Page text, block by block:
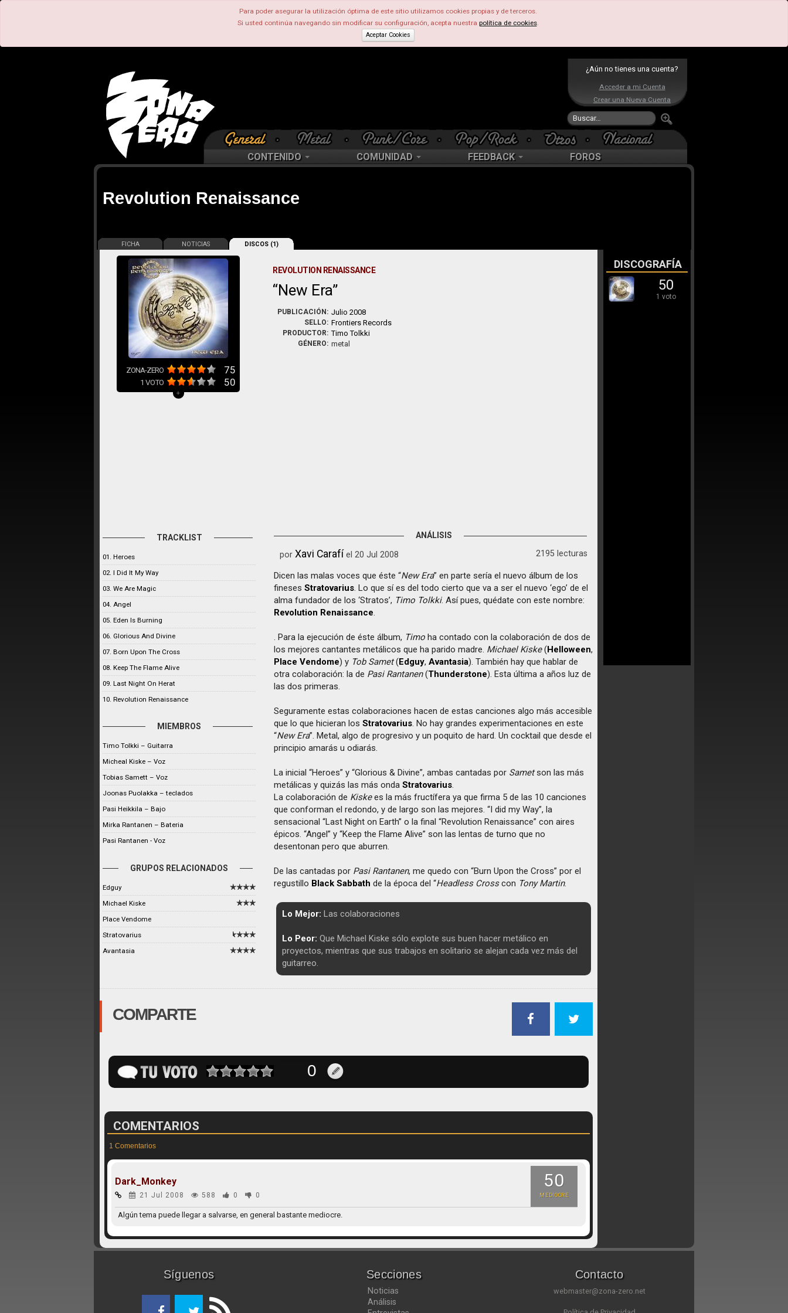
Para poder asegurar la utilización óptima de este sitio utilizamos cookies propias y de terceros.
Si usted continúa navegando sin modificar su configuración, acepta nuestra política de cookies.
Aceptar Cookies
¿Aún no tienes una cuenta?
Acceder a mi Cuenta
Crear una Nueva Cuenta
CONTENIDO COMUNIDAD FEEDBACK FOROS
Revolution Renaissance
FICHA NOTICIAS DISCOS (1)
ZONA-ZERO 75
1 VOTO 50
+
REVOLUTION RENAISSANCE
New Era
PUBLICACIÓN: Julio 2008
SELLO: Frontiers Records
PRODUCTOR: Timo Tolkki
GÉNERO: metal
TRACKLIST
01. Heroes
02. I Did It My Way
03. We Are Magic
04. Angel
05. Eden Is Burning
06. Glorious And Divine
07. Born Upon The Cross
08. Keep The Flame Alive
09. Last Night On Herat
10. Revolution Renaissance
MIEMBROS
Timo Tolkki – Guitarra
Micheal Kiske – Voz
Tobias Samett – Voz
Joonas Puolakka – teclados
Pasi Heikkila – Bajo
Mirka Rantanen – Bateria
Pasi Rantanen - Voz
GRUPOS RELACIONADOS
Edguy
Michael Kiske
Place Vendome
Stratovarius
Avantasia
ANÁLISIS
por Xavi Carafíel 20 Jul 2008 2195 lecturas
Dicen las malas voces que éste “New Era” en parte sería el nuevo álbum de los
finesesStratovarius. Lo que sí es del todo cierto que va a ser el nuevo ‘ego’ de el
alma fundador de los ‘Stratos’, Timo Tolkki. Así pues, quédate con este nombre:
Revolution Renaissance.
. Para la ejecución de éste álbum, Timo ha contado con la colaboración de dos de
los mejores cantantes metálicos que ha parido madre. Michael Kiske(Helloween,
Place Vendome) y Tob Samet(Edguy,Avantasia). También hay que hablar de
otra colaboración: la de Pasi Rantanen(Thunderstone). Esta última a años luz de
las dos primeras.
Seguramente estas colaboraciones hacen de estas canciones algo más accesible
que lo que hicieran losStratovarius. No hay grandes experimentaciones en este
“New Era”. Metal, algo de progresivo y un poquito de hard. Un cocktail que desde el
principio amarás u odiarás.
La inicial “Heroes” y “Glorious & Divine”, ambas cantadas por Sametson las más
metálicas y quizás las más ondaStratovarius.
La colaboración de Kiskees la más fructífera ya que firma 5 de las 10 canciones
que conforman el redondo, y de largo son las mejores. “I did my Way”, la
sensacional “Last Night on Earth” o la final “Revolution Renaissance” con aires
épicos. “Angel” y “Keep the Flame Alive” son las lentas de turno que no
desentonan pero que aburren.
De las cantadas por Pasi Rantanen, me quedo con “Burn Upon the Cross” por el
regustillo Black Sabbath de la época del “Headless Crosscon Tony Martin.
Lo Mejor: Las colaboraciones
Lo Peor: Que Michael Kiske sólo explote sus buen hacer metálico en
proyectos, mientras que sus trabajos en solitario se alejan cada vez más del
guitarreo.
COMPARTE
COMENTARIOS
1 Comentarios
50
MEDIOCRE
Dark_Monkey
21 Jul 2008 588 0 0
Algún tema puede llegar a salvarse, en general bastante mediocre.
DISCOGRAFÍA
50
1 voto
Síguenos Secciones
Noticias
Análisis
Contacto
webmaster@zona-zero.net